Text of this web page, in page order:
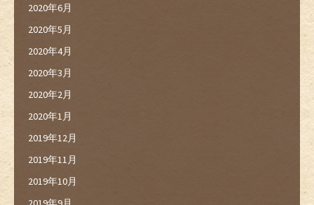
2020年6月
2020年5月
2020年4月
2020年3月
2020年2月
2020年1月
2019年12月
2019年11月
2019年10月